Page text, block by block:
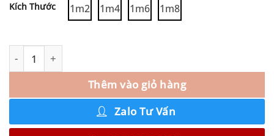
Kích Thước 1m2 1m4 1m6 1m8
Thêm vào giỏ hàng
Zalo Tư Vấn